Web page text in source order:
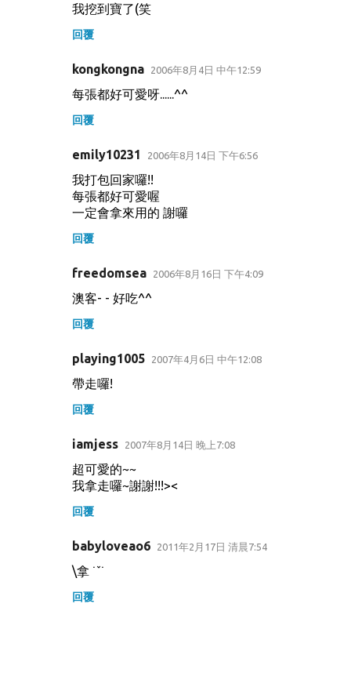
我挖到寶了(笑
回覆
kongkongna 2006年8月4日 中午12:59
每張都好可愛呀......^^
回覆
emily10231 2006年8月14日 下午6:56
我打包回家囉!!
每張都好可愛喔
一定會拿來用的 謝囉
回覆
freedomsea 2006年8月16日 下午4:09
澳客- - 好吃^^
回覆
playing1005 2007年4月6日 中午12:08
帶走囉!
回覆
iamjess 2007年8月14日 晚上7:08
超可愛的~~
我拿走囉~謝謝!!!><
回覆
babyloveao6 2011年2月17日 清晨7:54
\拿 ˙ˇ˙
回覆